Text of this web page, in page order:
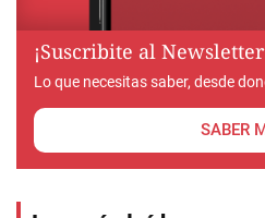
¡Suscribite al
Lo que necesitas saber, desde
SABER